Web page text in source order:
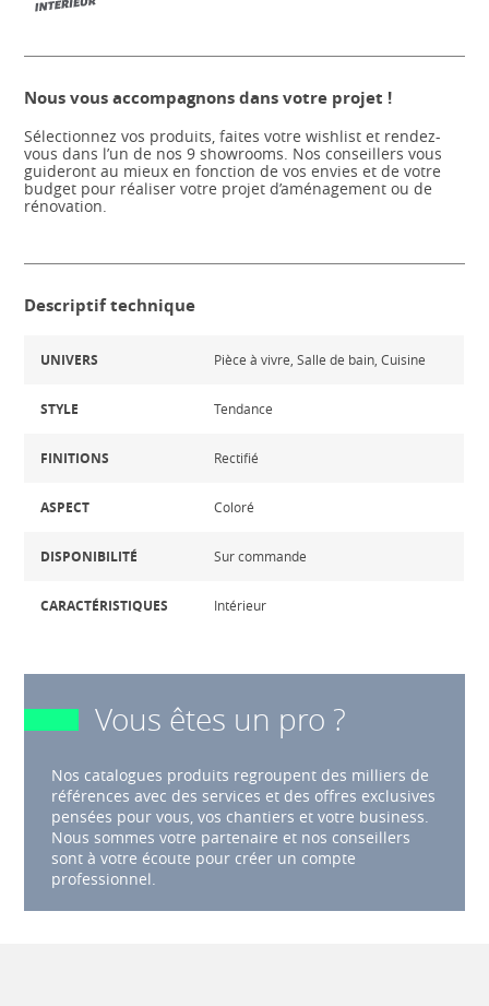
Nous vous accompagnons dans votre projet !
Sélectionnez vos produits, faites votre wishlist et rendez-
vous dans l’un de nos 9 showrooms. Nos conseillers vous
guideront au mieux en fonction de vos envies et de votre
budget pour réaliser votre projet d’aménagement ou de
rénovation.
Descriptif technique
UNIVERS Pièce à vivre, Salle de bain, Cuisine
STYLE Tendance
FINITIONS Rectifié
ASPECT Coloré
DISPONIBILITÉ Sur commande
CARACTÉRISTIQUES Intérieur
Vous êtes un pro ?
Nos catalogues produits regroupent des milliers de
références avec des services et des offres exclusives
pensées pour vous, vos chantiers et votre business.
Nous sommes votre partenaire et nos conseillers
sont à votre écoute pour créer un compte
professionnel.